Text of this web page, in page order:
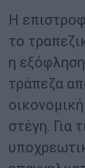
Η
το
η
τράπεζα
στέγη. Για